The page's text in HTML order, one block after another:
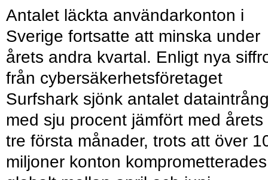
Antalet läckta användarkonton i
Sverige fortsatte att minska under
årets andra kvartal. Enligt nya
från cybersäkerhetsföretaget
Surfshark sjönk antalet
med sju procent jämfört med årets
tre första månader, trots att över
miljoner konton komprometterades